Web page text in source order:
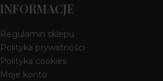
INFORMACJE
Regulamin sklepu
Polityka prywatności
Polityka cookies
Moje konto